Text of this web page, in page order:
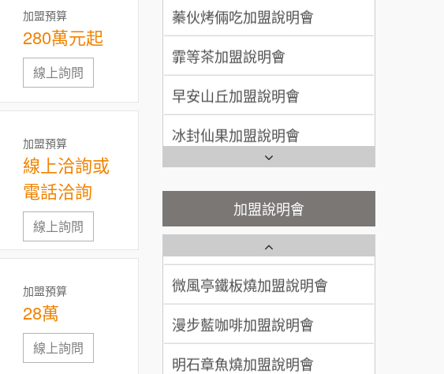
加盟預算
280萬元起
線上詢問
加盟預算
線上洽詢或
電話洽詢
線上詢問
加盟預算
28萬
線上詢問
加盟預算 50萬~75萬
何 先生/小姐
加盟預算 100萬~300萬
呂 先生/小姐 新竹市
加盟預算 200萬~400萬
顏 先生/小姐 台北市
100萬 ~ 200萬
廖 先生/小姐 高雄市
加盟預算 200萬~300萬
蓁伙烤倆吃加盟說明會
霏等茶加盟說明會
早安山丘加盟說明會
冰封仙果加盟說明會
Ramble Café 漫步藍咖啡加盟
說明會
微風亭鐵板燒加盟說明會
鮮茶道加盟說明會
【曉妍美妝】誠徵行政櫃檯
自助洗衣店誠徵代洗收送人員
(台中市)
MUSHEN徵SPA美容芳療師
加盟說明會
莫尼早餐Morni加盟說明會
手作功夫茶加盟說明會
SHARE TEA歇腳亭加盟說明會
潮味決-湯滷專門店加盟說明會
鬍子茶加盟說明會
鮮茶道加盟說明會
微風亭鐵板燒加盟說明會
漫步藍咖啡加盟說明會
明石章魚燒加盟說明會